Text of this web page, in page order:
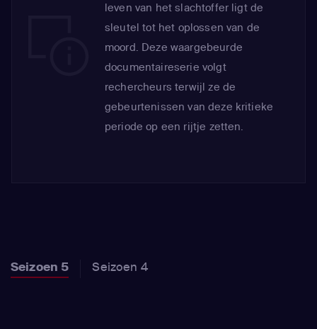
leven van het slachtoffer ligt de
sleutel tot het oplossen van de
moord. Deze waargebeurde
documentaireserie volgt
rechercheurs terwijl ze de
gebeurtenissen van deze kritieke
periode op een rijtje zetten.
Seizoen 5 Seizoen 4